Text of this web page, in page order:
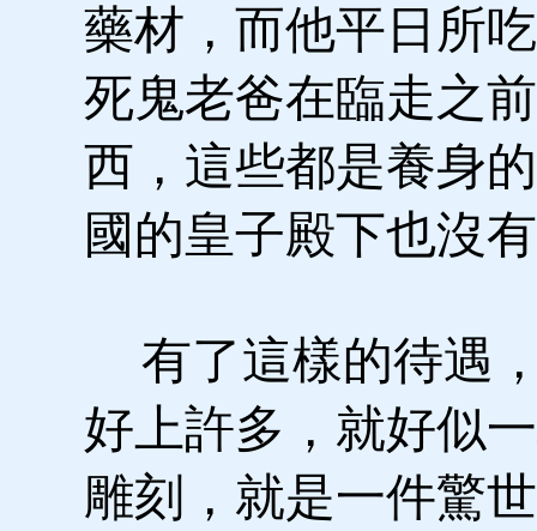
藥材，而他平日所
死鬼老爸在臨走之
西，這些都是養身
國的皇子殿下也沒
有了這樣的待遇
好上許多，就好似
雕刻，就是一件驚